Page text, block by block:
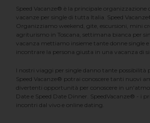
Speed Vacanze® è la principale
vacanze per single di tutta Italia. Speed
Organizziamo weekend, gite, escursioni, mini
agriturismo in Toscana, settimana bianca per
vacanza mettiamo insieme tante donne single
incontrare la persona giusta in una vacanza di
I nostri viaggi per single danno tante possibilità
Speed Vacanze® potrai conoscere tanti nuovi
divertenti opportunità per conoscere in
Date e Speed Date Dinner. SpeedVacanze® - i
incontri dal vivo e online dating.